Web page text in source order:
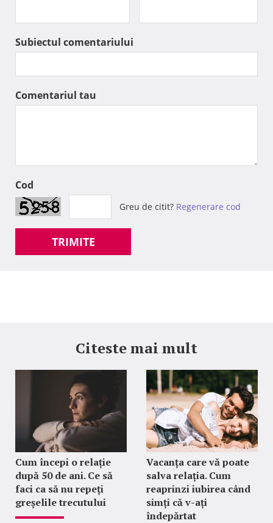
Subiectul comentariului
Comentariul tau
Cod
Greu de citit? Regenerare cod
TRIMITE
Citeste mai mult
Cum începi o relație
după 50 de ani. Ce să
faci ca să nu repeți
greșelile trecutului
Vacanța care vă poate
salva relația. Cum
reaprinzi iubirea când
simți că v-ați
îndepărtat